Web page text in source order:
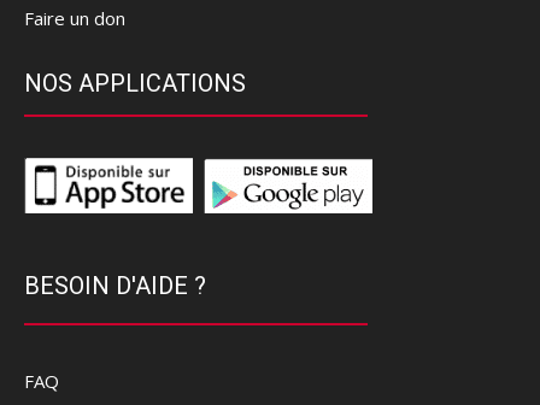
Faire un don
NOS APPLICATIONS
BESOIN D'AIDE ?
FAQ